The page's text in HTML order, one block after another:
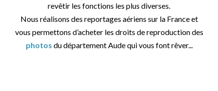
revêtir les fonctions les plus diverses.
Nous réalisons des reportages aériens sur la France et
vous permettons d’acheter les droits de reproduction des
photos du département Aude qui vous font rêver...